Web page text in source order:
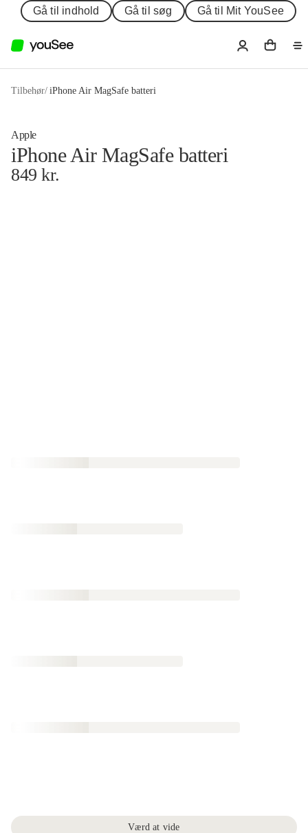
Gå til indhold Gå til søg Gå til Mit YouSee
Tilbehør/ iPhone Air MagSafe batteri
Apple
iPhone Air MagSafe batteri
849kr.
Værd at vide